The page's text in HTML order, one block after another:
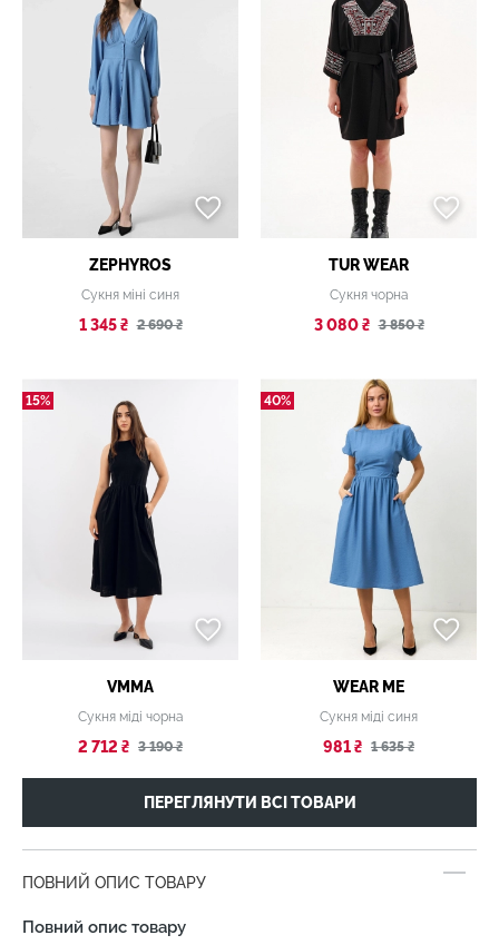
ZEPHYROS
Сукня міні синя
1 345 ₴ 2 690 ₴
TUR WEAR
Сукня чорна
3 080 ₴ 3 850 ₴
15%
VMMA
Сукня міді чорна
2 712 ₴ 3 190 ₴
40%
WEAR ME
Сукня міді синя
981 ₴ 1 635 ₴
ПЕРЕГЛЯНУТИ ВСІ ТОВАРИ
ПОВНИЙ ОПИС ТОВАРУ
Повний опис товару